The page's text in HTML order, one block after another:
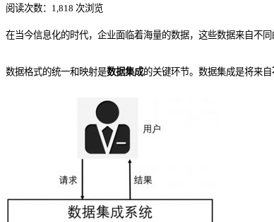
阅读次数：1,818 次浏览
在当今信息化的时代，企业面临着海量的数据，这些数据来自不
数据格式的统一和映射是数据集成的关键环节。数据集成是将来自